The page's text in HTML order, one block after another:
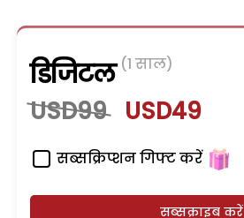
डिजिटल (1 साल)
USD99 USD49
सब्सक्रिप्शन गिफ्ट करें
सब्सक्राइब करें